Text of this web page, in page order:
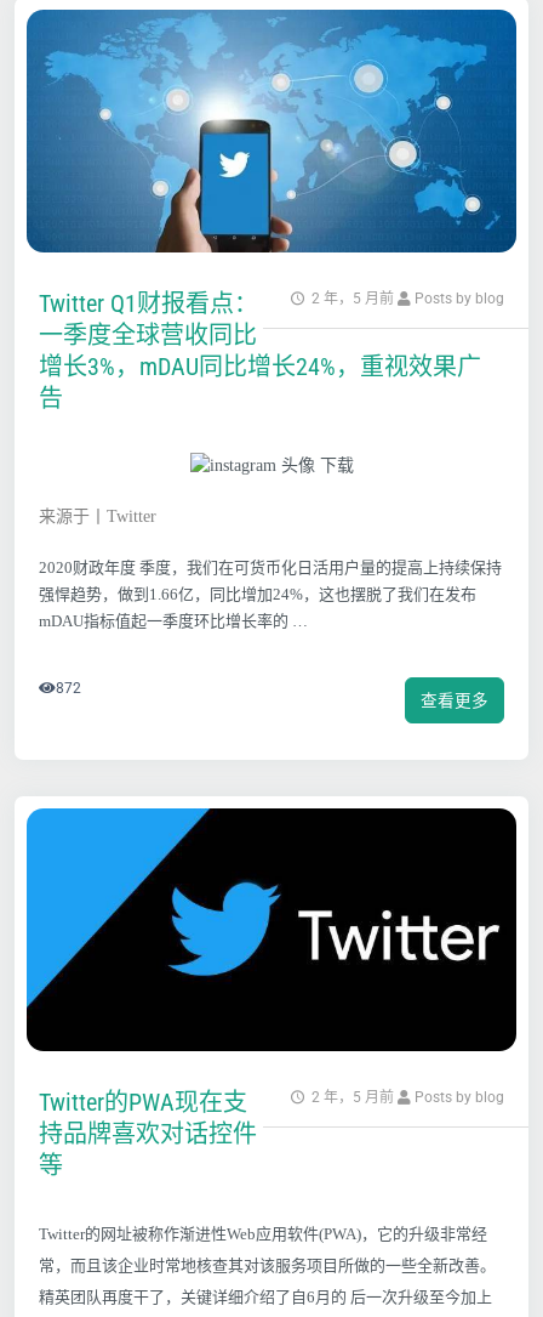
2 年，5 月前 Posts by blog
Twitter Q1财报看点：
一季度全球营收同比
增长3%，mDAU同比增长24%，重视效果广
告
来源于丨Twitter
2020财政年度 季度，我们在可货币化日活用户量的提高上持续保持
强悍趋势，做到1.66亿，同比增加24%，这也摆脱了我们在发布
mDAU指标值起一季度环比增长率的 …
查看更多
872
2 年，5 月前 Posts by blog
Twitter的PWA现在支
持品牌喜欢对话控件
等
Twitter的网址被称作渐进性Web应用软件(PWA)，它的升级非常经
常，而且该企业时常地核查其对该服务项目所做的一些全新改善。
精英团队再度干了，关键详细介绍了自6月的 后一次升级至今加上